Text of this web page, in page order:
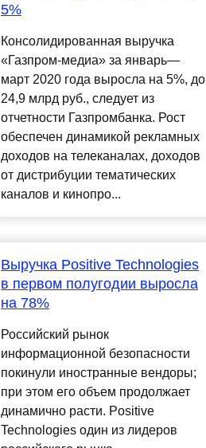
5%
Консолидированная выручка
«Газпром-медиа» за январь—
март 2020 года выросла на 5%, до
24,9 млрд руб., следует из
отчетности Газпромбанка. Рост
обеспечен динамикой рекламных
доходов на телеканалах, доходов
от дистрибуции тематических
каналов и кинопро...
Выручка Positive Technologies
в первом полугодии выросла
на 78%
Российский рынок
информационной безопасности
покинули иностранные вендоры;
при этом его объем продолжает
динамично расти. Positive
Technologies один из лидеров